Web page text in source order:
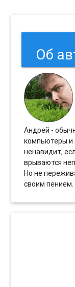
Об
Андрей -
компьютеры и
ненавидит,
врываются
Но не
своим пением.